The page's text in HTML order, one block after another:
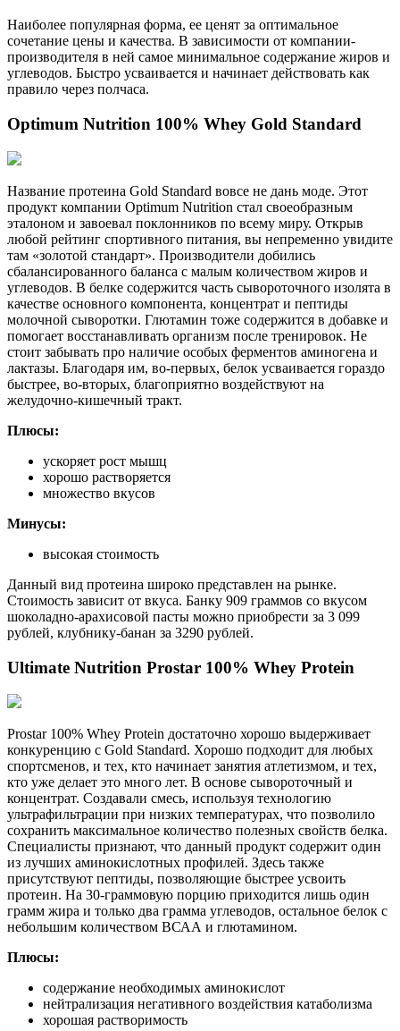
Наиболее популярная форма, ее ценят за оптимальное
сочетание цены и качества. В зависимости от компании-
производителя в ней самое минимальное содержание жиров и
углеводов. Быстро усваивается и начинает действовать как
правило через полчаса.
Optimum Nutrition 100% Whey Gold Standard
Название протеина Gold Standard вовсе не дань моде. Этот
продукт компании Optimum Nutrition стал своеобразным
эталоном и завоевал поклонников по всему миру. Открыв
любой рейтинг спортивного питания, вы непременно увидите
там «золотой стандарт». Производители добились
сбалансированного баланса с малым количеством жиров и
углеводов. В белке содержится часть сывороточного изолята в
качестве основного компонента, концентрат и пептиды
молочной сыворотки. Глютамин тоже содержится в добавке и
помогает восстанавливать организм после тренировок. Не
стоит забывать про наличие особых ферментов аминогена и
лактазы. Благодаря им, во-первых, белок усваивается гораздо
быстрее, во-вторых, благоприятно воздействуют на
желудочно-кишечный тракт.
Плюсы:
ускоряет рост мышц
хорошо растворяется
множество вкусов
Минусы:
высокая стоимость
Данный вид протеина широко представлен на рынке.
Стоимость зависит от вкуса. Банку 909 граммов со вкусом
шоколадно-арахисовой пасты можно приобрести за 3 099
рублей, клубнику-банан за 3290 рублей.
Ultimate Nutrition Prostar 100% Whey Protein
Prostar 100% Whey Protein достаточно хорошо выдерживает
конкуренцию с Gold Standard. Хорошо подходит для любых
спортсменов, и тех, кто начинает занятия атлетизмом, и тех,
кто уже делает это много лет. В основе сывороточный и
концентрат. Создавали смесь, используя технологию
ультрафильтрации при низких температурах, что позволило
сохранить максимальное количество полезных свойств белка.
Специалисты признают, что данный продукт содержит один
из лучших аминокислотных профилей. Здесь также
присутствуют пептиды, позволяющие быстрее усвоить
протеин. На 30-граммовую порцию приходится лишь один
грамм жира и только два грамма углеводов, остальное белок с
небольшим количеством ВСАА и глютамином.
Плюсы:
содержание необходимых аминокислот
нейтрализация негативного воздействия катаболизма
хорошая растворимость